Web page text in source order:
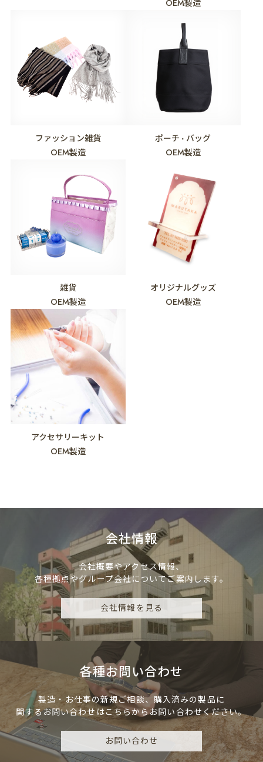
OEM製造
ファッション雑貨
OEM製造
ポーチ ・ バッグ
OEM製造
雑貨
OEM製造
オリジナルグッズ
OEM製造
アクセサリーキット
OEM製造
会社情報
会社概要やアクセス情報、
各種拠点やグループ会社についてご案内します。
会社情報を見る
各種お問い合わせ
製造・お仕事の新規ご相談、 購入済みの製品に
関するお問い合わせはこちらからお問い合わせください。
お問い合わせ